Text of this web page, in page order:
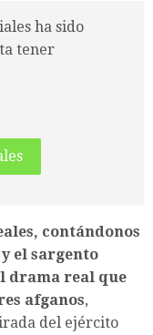
ha sido
tener
contándonos
el sargento
drama real que
afganos,
del ejército